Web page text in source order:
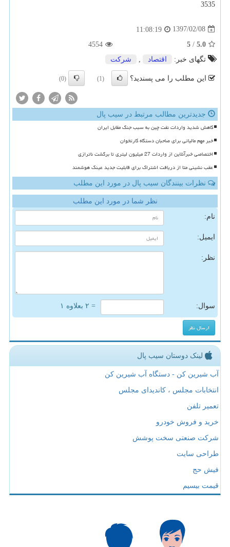
3535
1397/02/08
11:08:19
5.0
/
5
4554
تگهای خبر:
اقتصاد , شركت
این مطلب را می پسندید؟ (1)
(0)
جدیدترین مطالب مرتبط در سیب پال
کاهش شدید واردات نفت چین به سبب جنگ مقابل ایران
خبر مهم مالیاتی برای صاحبان دستگاه کارتخوان
اختصاصی خبرآنلاین از واردات 27 میلیون لیتری تا برگشت ناترازی
عقب نشینی متا از دریافت اشتراک برای قابلیت جدید عینک هوشمند
نظرات بینندگان سیب پال در مورد این مطلب
نظر شما در مورد این مطلب
نام:
ایمیل:
نظر:
سوال: = ۲ بعلاوه ۱
لینک دوستان سیب پال
آب شیرین کن - دستگاه آب شیرین کن
انتخابات مجلس ، کاندیدای مجلس
تعمیر تلفن
خرید و فروش خودرو
شرکت صنعتی سخت پوشش
طراحی سایت
فیش حج
قیمت بیسیم